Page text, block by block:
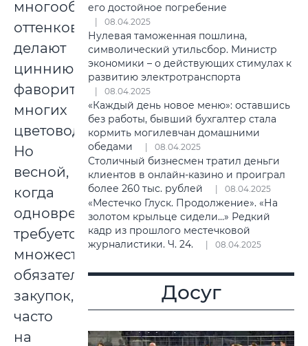
многообразие
оттенков
делают
циннию
фавориткой
многих
цветоводов.
Но
весной,
когда
одновременно
требуется
множество
обязательных
закупок,
часто
на
его достойное погребение
08.04.2025
Нулевая таможенная пошлина,
символический утильсбор. Министр
экономики – о действующих стимулах к
развитию электротранспорта
08.04.2025
«Каждый день новое меню»: оставшись
без работы, бывший бухгалтер стала
кормить могилевчан домашними
обедами
08.04.2025
Столичный бизнесмен тратил деньги
клиентов в онлайн-казино и проиграл
более 260 тыс. рублей
08.04.2025
«Местечко Глуск. Продолжение». «На
золотом крыльце сидели…» Редкий
кадр из прошлого местечковой
журналистики. Ч. 24.
08.04.2025
Досуг